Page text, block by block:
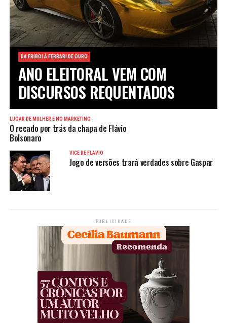
DA FRIBOI À FERRARI DE OURO
ANO ELEITORAL VEM COM
DISCURSOS REQUENTADOS
LUGAR DE MULHER É NO MARKETING
O recado por trás da chapa de Flávio
Bolsonaro
VICE DE FLÁVIO
Jogo de versões trará verdades sobre Gaspar
PUBLICIDADE